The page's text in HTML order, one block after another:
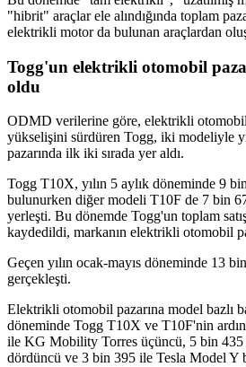
"hibrit" araçlar ele alındığında toplam
elektrikli motor da bulunan araçlardan
Togg'un elektrikli otomobil
oldu
ODMD verilerine göre, elektrikli otomobil
yükselişini sürdüren Togg, iki modeliyle
pazarında ilk iki sırada yer aldı.
Togg T10X, yılın 5 aylık döneminde 9
bulunurken diğer modeli T10F de 7 bin
yerleşti. Bu dönemde Togg'un toplam
kaydedildi, markanın elektrikli otomobil
Geçen yılın ocak-mayıs döneminde 13
gerçekleşti.
Elektrikli otomobil pazarına model bazlı
döneminde Togg T10X ve T10F'nin
ile KG Mobility Torres üçüncü, 5 bin
dördüncü ve 3 bin 395 ile Tesla Model Y